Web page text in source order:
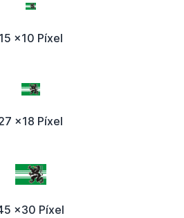
15 x10 Píxel
x18 Píxel
x30 Píxel